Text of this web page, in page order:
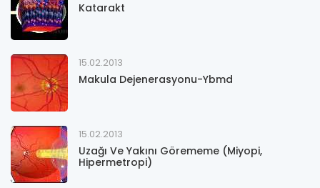
Katarakt
15.02.2013
Makula Dejenerasyonu-Ybmd
15.02.2013
Uzağı Ve Yakını Görememe (Miyopi,
Hipermetropi)